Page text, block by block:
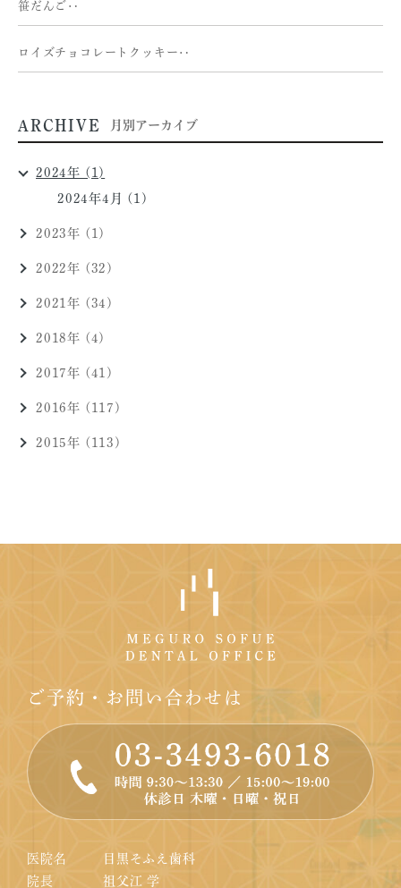
笹だんご‥
ロイズチョコレートクッキー‥
ARCHIVE 月別アーカイブ
2024年 (1)
2024年4月 (1)
2023年 (1)
2022年 (32)
2021年 (34)
2018年 (4)
2017年 (41)
2016年 (117)
2015年 (113)
ご予約・お問い合わせは
医院名
目黒そふえ歯科
院長
祖父江 学